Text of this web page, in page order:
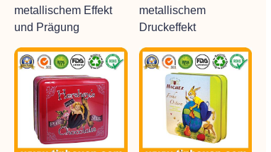
metallischem Effekt
und Prägung
metallischem
Druckeffekt